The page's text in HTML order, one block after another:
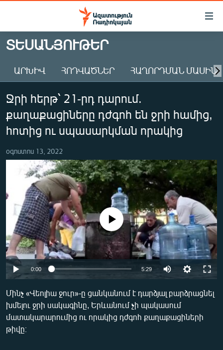
Մատչելիության
Անցնել
հիմնական
Անցնել
հիմնական
մենյուին
ԱԶԱՏՈՒԹՅՈՒՆ TV
ՀԱՅԱՍՏԱՆ
ԸՆՏՐՈՒԹՅՈՒՆՆԵՐ 2026
ԻՐԱՎՈՒՆՔ
ՏՆՏԵՍՈՒԹՅՈՒՆ
ՂԱՐԱԲԱՂ
ՊԱՏԵՐԱԶՄԻ 6 ՇԱԲԱԹՆԵՐԸ
ՏԱՐԱԾԱՇՐՋԱՆ
ՄԻՋԱԶԳԱՅԻՆ
ՄՇԱԿՈՒՅԹ
ՍՊՈՐՏ
ՏՏ ԵՒ ԻՆՏԵՐՆԵՏ
ԿՈՐՈՆԱՎԻՐՈՒՍ
ՏԵՍԱՆՅՈՒԹԵՐ
ԱՐԽԻՎ ՀՈԴՎԱԾՆԵՐ ՀԱՂՈՐԴՄԱՆ ՄԱՍԻՆ
Ջրի հերթ՝ 21-րդ դարում.
քաղաքացիները դժգոհ են ջրի համից,
հոտից ու սպասարկման որակից
օգոստոս 13, 2022
No media source currently available
0:00 5:29
360p
480p
Մինչ «Վեոլիա ջուր»-ը ցանկանում է դարձյալ բարձրացնել
խմելու ջրի սակագինը, Երևանում չի պակասում
մատակարարումից ու որակից դժգոհ քաղաքացիների
թիվը։